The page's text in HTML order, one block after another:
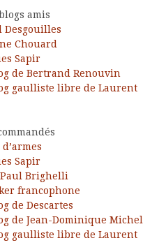
amis
Desgouilles
Chouard
Sapir
de Bertrand Renouvin
gaulliste libre de Laurent
Sapir
Brighelli
francophone
de Descartes
de Jean-Dominique Michel
gaulliste libre de Laurent